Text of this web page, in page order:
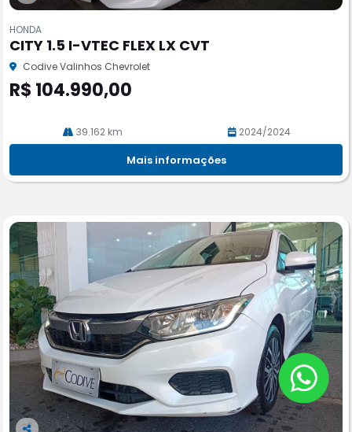
Co
pa
rtil
he
HONDA
CITY 1.5 I-VTEC FLEX LX CVT
Codive Valinhos Chevrolet
R$ 104.990,00
39.162 km 2024/2024
Mais informações